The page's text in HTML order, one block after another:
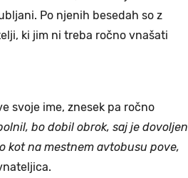
Po njenih besedah so z
ki jim ni treba ročno vnašati
svoje ime, znesek pa ročno
bo dobil obrok, saj je dovoljen
kot na mestnem avtobusu pove,